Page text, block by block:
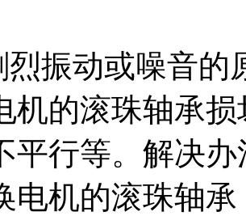
烈振动或噪音的
机的滚珠轴承
平行等。解决
电机的滚珠轴